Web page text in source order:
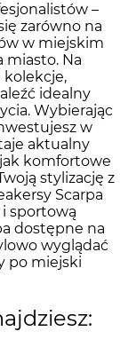
–
zarówno na
w miejskim
miasto. Na
kolekcje,
idealny
Wybierając
w
aktualny
komfortowe
stylizację z
Scarpa
sportową
dostępne na
wyglądać
po miejski